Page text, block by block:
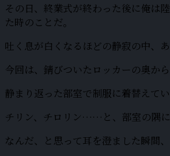
その日、終業式が終わった後に俺は
た時のことだ。
吐く息が白くなるほどの静寂の中、
今回は、錆びついたロッカーの奥か
静まり返った部室で制服に着替えてい
チリン、チロリン……と、部室の隅に
なんだ、と思って耳を澄ました瞬間